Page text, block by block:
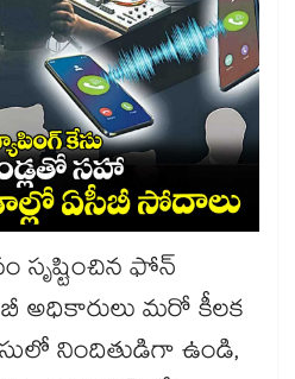
సృష్టించిన ఫోన్
అధికారులు మరో కీలక
నిందితుడిగా ఉండి,